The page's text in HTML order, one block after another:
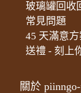
玻璃罐回收
常見問題
45 天滿意
送禮 - 刻上
關於